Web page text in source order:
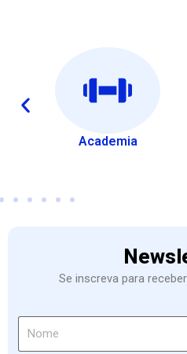
Academia
Se inscreva para